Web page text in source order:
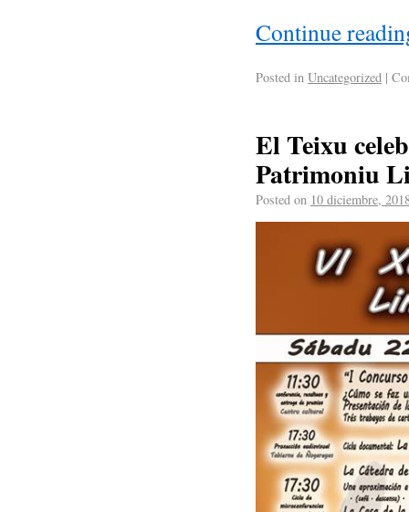
Continue
Posted in Uncategorized |
El Teixu
Patrimoniu
Posted on 10 diciembre,